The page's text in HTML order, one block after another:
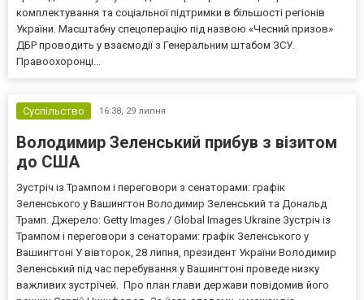
комплектування та соціальної підтримки в більшості регіонів
України. Масштабну спецоперацію під назвою «Чесний призов»
ДБР проводить у взаємодії з Генеральним штабом ЗСУ.
Правоохоронці...
Суспільство 16:38, 29 липня
Володимир Зеленський прибув з візитом
до США
Зустріч із Трампом і переговори з сенаторами: графік
Зеленського у Вашингтон Володимир Зеленський та Дональд
Трамп. Джерело: Getty Images / Global Images Ukraine Зустріч із
Трампом і переговори з сенаторами: графік Зеленського у
Вашингтоні У вівторок, 28 липня, президент України Володимир
Зеленський під час перебування у Вашингтоні проведе низку
важливих зустрічей. Про план глави держави повідомив його